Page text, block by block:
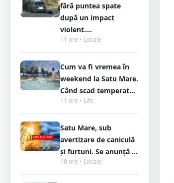
fără puntea spate
după un impact
violent....
11 ore • Locale
Cum va fi vremea în
weekend la Satu Mare.
Când scad temperat...
11 ore • Life
Satu Mare, sub
avertizare de caniculă
și furtuni. Se anunță ...
10 ore • Locale